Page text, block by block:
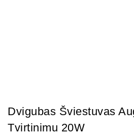
Dvigubas Šviestuvas
Tvirtinimu 20W